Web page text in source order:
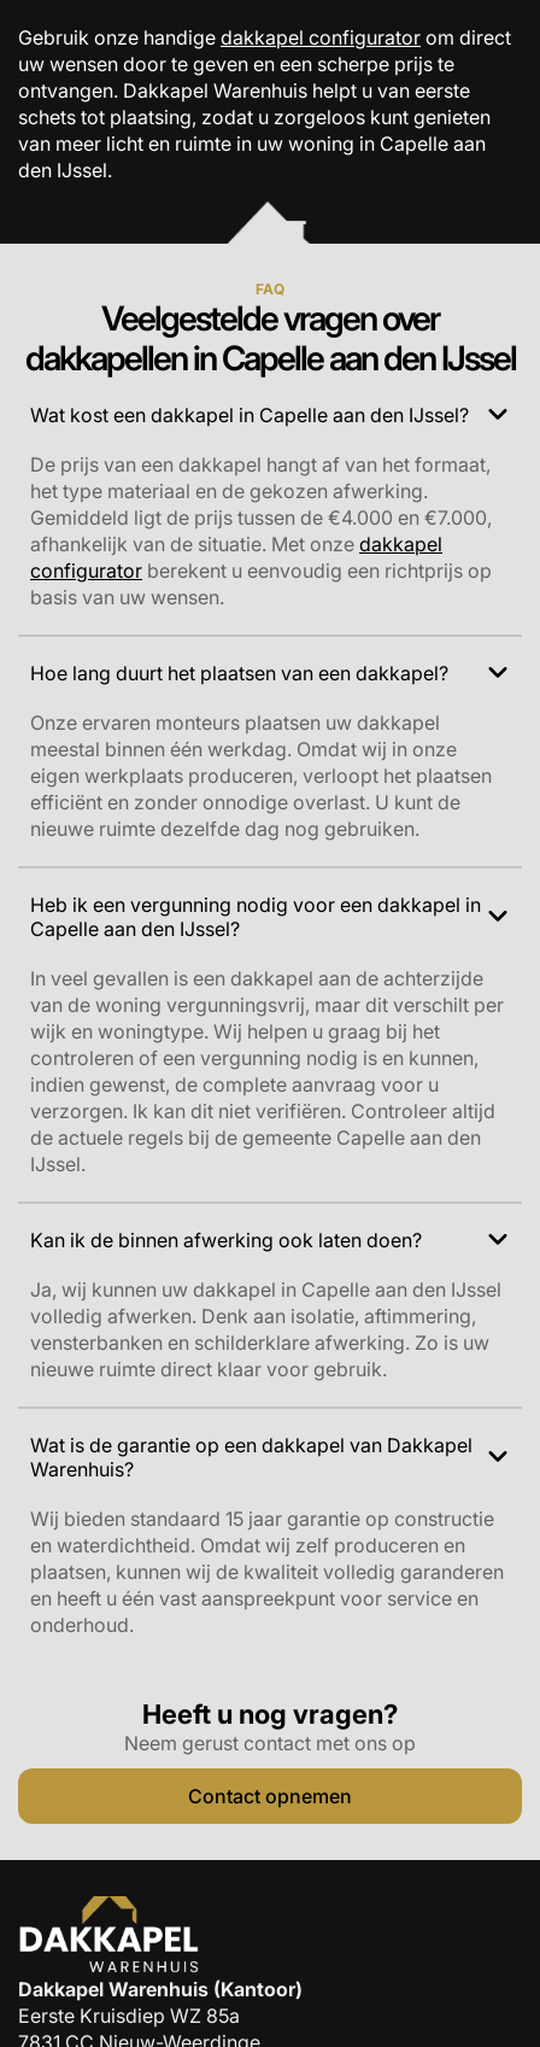
Gebruik onze handige dakkapel configurator om direct
uw wensen door te geven en een scherpe prijs te
ontvangen. Dakkapel Warenhuis helpt u van eerste
schets tot plaatsing, zodat u zorgeloos kunt genieten
van meer licht en ruimte in uw woning in Capelle aan
den IJssel.
FAQ
Veelgestelde vragen over
dakkapellen in Capelle aan den IJssel
Wat kost een dakkapel in Capelle aan den IJssel?
De prijs van een dakkapel hangt af van het formaat,
het type materiaal en de gekozen afwerking.
Gemiddeld ligt de prijs tussen de €4.000 en €7.000,
afhankelijk van de situatie. Met onze dakkapel
configurator berekent u eenvoudig een richtprijs op
basis van uw wensen.
Hoe lang duurt het plaatsen van een dakkapel?
Onze ervaren monteurs plaatsen uw dakkapel
meestal binnen één werkdag. Omdat wij in onze
eigen werkplaats produceren, verloopt het plaatsen
efficiënt en zonder onnodige overlast. U kunt de
nieuwe ruimte dezelfde dag nog gebruiken.
Heb ik een vergunning nodig voor een dakkapel in
Capelle aan den IJssel?
In veel gevallen is een dakkapel aan de achterzijde
van de woning vergunningsvrij, maar dit verschilt per
wijk en woningtype. Wij helpen u graag bij het
controleren of een vergunning nodig is en kunnen,
indien gewenst, de complete aanvraag voor u
verzorgen. Ik kan dit niet verifiëren. Controleer altijd
de actuele regels bij de gemeente Capelle aan den
IJssel.
Kan ik de binnen afwerking ook laten doen?
Ja, wij kunnen uw dakkapel in Capelle aan den IJssel
volledig afwerken. Denk aan isolatie, aftimmering,
vensterbanken en schilderklare afwerking. Zo is uw
nieuwe ruimte direct klaar voor gebruik.
Wat is de garantie op een dakkapel van Dakkapel
Warenhuis?
Wij bieden standaard 15 jaar garantie op constructie
en waterdichtheid. Omdat wij zelf produceren en
plaatsen, kunnen wij de kwaliteit volledig garanderen
en heeft u één vast aanspreekpunt voor service en
onderhoud.
Heeft u nog vragen?
Neem gerust contact met ons op
Contact opnemen
Dakkapel Warenhuis (Kantoor)
Eerste Kruisdiep WZ 85a